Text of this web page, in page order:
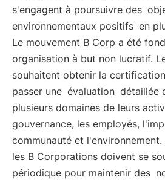
s'engagent à poursuivre des
environnementaux positifs en
Le mouvement B Corp a été
organisation à but non lucratif.
souhaitent obtenir la certification
passer une évaluation détaillée
plusieurs domaines de leurs
gouvernance, les employés,
communauté et
les B Corporations doivent se
périodique pour maintenir des